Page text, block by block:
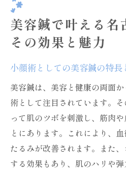
美容鍼で叶える名
その効果と魅力
小顔術としての美容鍼の特長
美容鍼は、美容と健康の両面
術として注目されています。
って肌のツボを刺激し、筋肉
とにあります。これにより、
たるみが改善されます。また
する効果もあり、肌のハリや